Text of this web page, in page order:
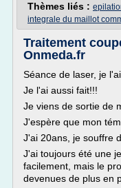
Thèmes liés :
integrale du maillot
Traitement
Onmeda.fr
Séance de laser, je
Je l'ai aussi fait!!!
Je viens de sortie de
J'espère que mon
J'ai 20ans, je souffre
J'ai toujours été une
facilement, mais le
devenues de plus en